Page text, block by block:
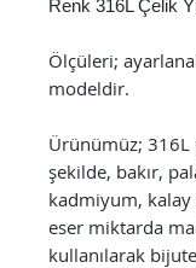
Renk 316L Çelik
Ölçüleri;
modeldir.
Ürünümüz; 316L
şekilde, bakır,
kadmiyum,
eser miktarda
kullanılarak